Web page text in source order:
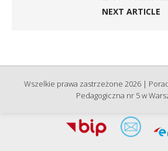
NEXT ARTICLE
Wszelkie prawa zastrzeżone 2026 |
Pedagogiczna nr 5 w